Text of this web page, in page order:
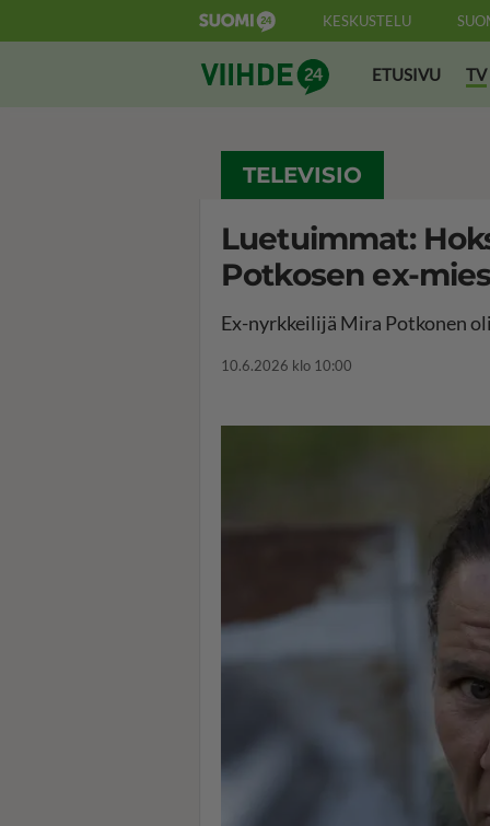
KESKUSTELU
Suomi24 ViihdeETUSIVU TV
TELEVISIO
Luetuimmat:
Potkosen ex-
Ex-nyrkkeilijä Mira Potkonen
10.6.2026 klo 10:00